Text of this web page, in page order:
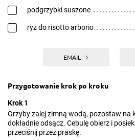
podgrzybki suszone
ryż do risotto arborio
EMAIL
Przygotowanie krok po kroku
Krok 1
Grzyby zalej zimną wodą, pozostaw na
dokładnie odsącz. Cebulę obierz i
przeciśnij przez praskę.